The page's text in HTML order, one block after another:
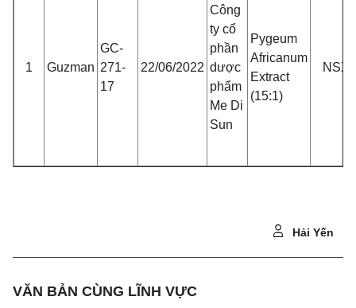
1 Guzman
GC-
271-
17
22/06/2022
Công
ty cổ
phần
dược
phẩm
Me Di
Sun
Pygeum
Africanum
Extract
(15:1)
NSX
Hải Yến
VĂN BẢN CÙNG LĨNH VỰC